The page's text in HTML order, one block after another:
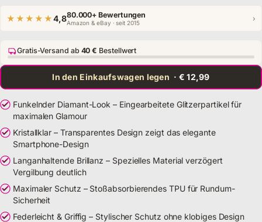
★★★★★4,880.000+ Bewertungen
Amazon & eBay · seit 2015 ›
Gratis-Versand ab 40 € Bestellwert
In den Einkaufswagen legen · € 12,99
Funkelnder Diamant-Look – Eingearbeitete Glitzerpartikel für
maximalen Glamour
Kristallklar – Transparentes Design zeigt das elegante
Smartphone-Design
Langanhaltende Brillanz – Spezielles Material verzögert
Vergilbung deutlich
Maximaler Schutz – Stoßabsorbierendes TPU für Rundum-
Sicherheit
Federleicht & Griffig – Stylischer Schutz ohne klobiges Design